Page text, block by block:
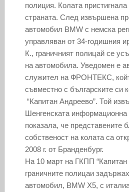
полиция. Колата пристигнала
страната. След извършена
автомобил BMW с немска
управляван от 34-годишния
К., граничният полицай се
на автомобила. Уведомен е
служител на ФРОНТЕКС,
съвместно с българските си
“Капитан Андреево”. Той
Шенгенската информационна
показала, че представените
собственост на колата са
2008 г. от Бранденбург.
На 10 март на ГКПП “Капитан
граничните полицаи
автомобил, BMW X5, с